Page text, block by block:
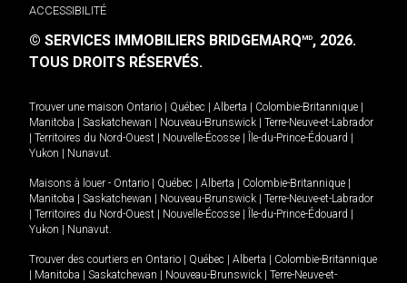
ACCESSIBILITÉ
© SERVICES IMMOBILIERS BRIDGEMARQMD, 2026.
TOUS DROITS RÉSERVÉS.
Trouver une maison Ontario Québec Alberta Colombie-Britannique
Manitoba
Saskatchewan Nouveau-Brunswick
Terre-Neuve-et-Labrador
Territoires du Nord-Ouest Nouvelle-Écosse Île-du-Prince-Édouard
Yukon
Nunavut.
Maisons à louer - Ontario Québec Alberta Colombie-Britannique
Manitoba
Saskatchewan Nouveau-Brunswick
Terre-Neuve-et-Labrador
Territoires du Nord-Ouest Nouvelle-Écosse Île-du-Prince-Édouard
Yukon
Nunavut.
Trouver des courtiers en Ontario Québec Alberta
Colombie-Britannique
Manitoba Saskatchewan Nouveau-Brunswick
Terre-Neuve-et-